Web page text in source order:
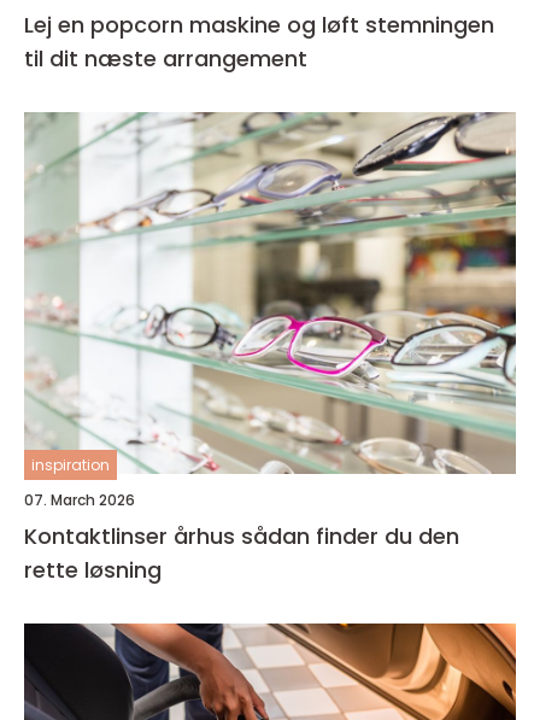
Lej en popcorn maskine og løft stemningen
til dit næste arrangement
inspiration
07. March 2026
Kontaktlinser århus sådan finder du den
rette løsning